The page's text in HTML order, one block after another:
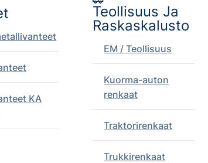
KA
Teollisuus Ja
Raskaskalusto
EM / Teollisuus
Kuorma-auton
renkaat
Traktorirenkaat
Trukkirenkaat